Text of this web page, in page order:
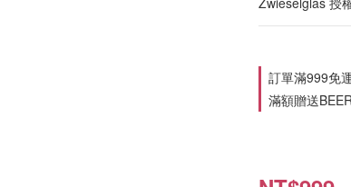
訂單滿999免
滿額贈送